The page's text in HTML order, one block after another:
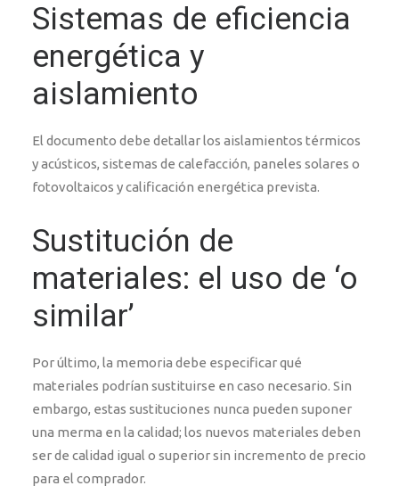
Sistemas de eficiencia
energética y
aislamiento
El documento debe detallar los aislamientos térmicos
y acústicos, sistemas de calefacción, paneles solares o
fotovoltaicos y calificación energética prevista.
Sustitución de
materiales: el uso de ‘o
similar’
Por último, la memoria debe especificar qué
materiales podrían sustituirse en caso necesario. Sin
embargo, estas sustituciones nunca pueden suponer
una merma en la calidad; los nuevos materiales deben
ser de calidad igual o superior sin incremento de precio
para el comprador.